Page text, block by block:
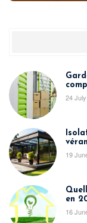
24
19
en
16